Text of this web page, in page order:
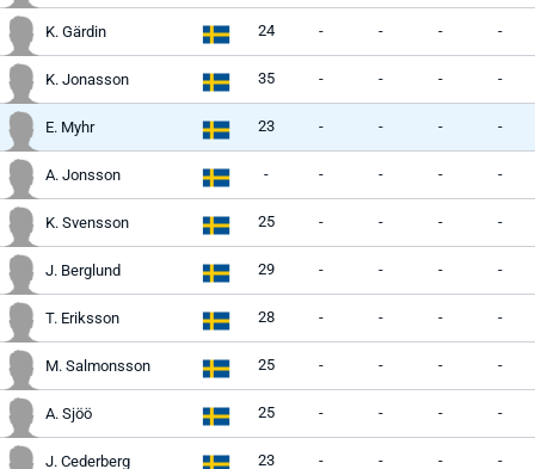
K. Gärdin 24 - - - -
K. Jonasson 35 - - - -
E. Myhr 23 - - - -
A. Jonsson - - - - -
K. Svensson 25 - - - -
J. Berglund 29 - - - -
T. Eriksson 28 - - - -
M. Salmonsson 25 - - - -
A. Sjöö 25 - - - -
J. Cederberg 23 - - - -